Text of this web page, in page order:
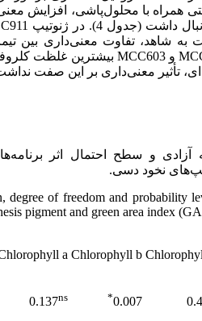
به شاهد، تفاوت معنی‌داری بین
تأثیر معنی‌داری بر این صفت
درجه آزادی و سطح احتمال اثر
نخود دسی.
degree of freedom and probability
pigment and green area index
Chlorophyll b
a
0.007
*
0.137ns